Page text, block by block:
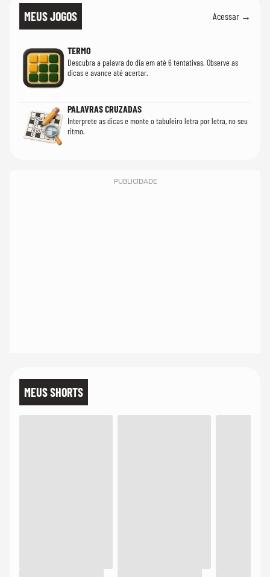
MEUS JOGOS Acessar →
TERMO
Descubra a palavra do dia em até 6 tentativas. Observe as
dicas e avance até acertar.
PALAVRAS CRUZADAS
Interprete as dicas e monte o tabuleiro letra por letra, no seu
ritmo.
PUBLICIDADE
MEUS SHORTS